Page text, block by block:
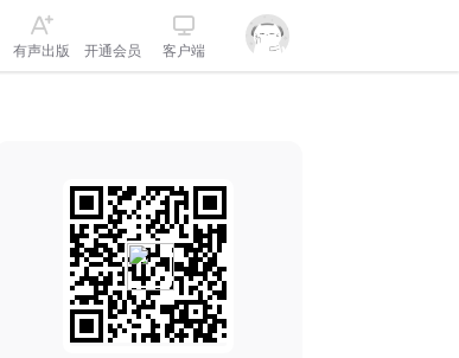
有声出版 开通会员 客户端